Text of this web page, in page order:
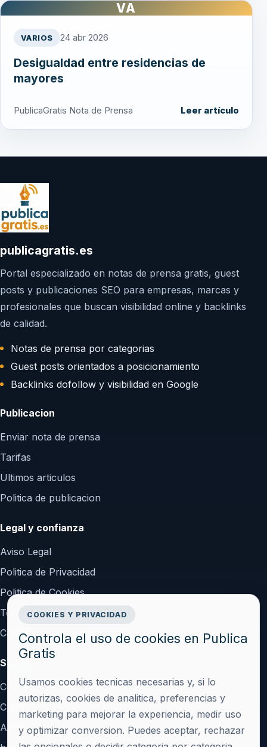
VA
VARIOS 24 abr 2026
Desigualdad entre residencias de
mayores
PublicaGratis Nota de Prensa Leer artículo
publicagratis.es
Portal especializado en notas de prensa gratis, guest
posts y publicaciones SEO para empresas, marcas y
profesionales que buscan visibilidad online y backlinks
de calidad.
Notas de prensa por categorias
Guest posts orientados a posicionamiento
Backlinks dofollow y visibilidad en Google
Publicacion
Enviar nota de prensa
Tarifas
Ultimos articulos
Politica de publicacion
Legal y confianza
Aviso Legal
Politica de Privacidad
Politica de Cookies
Terminos y Condiciones
Configurar cookies
Soporte
Contacto
Crear cuenta
Acceder
COOKIES Y PRIVACIDAD
Controla el uso de cookies en Publica
Gratis
Usamos cookies tecnicas necesarias y, si lo
autorizas, cookies de analitica, preferencias y
marketing para mejorar la experiencia, medir uso
y optimizar conversion. Puedes aceptar, rechazar